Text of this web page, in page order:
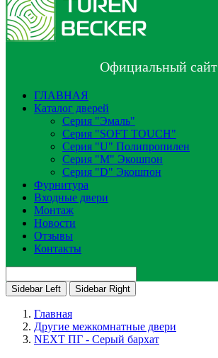
Официальный сайт
ГЛАВНАЯ
Каталог дверей
Серия "Эмаль"
Серия "SOFT TOUCH"
Серия "U" Полипропилен
Серия "М" Экошпон
Серия "D" Экошпон
Фурнитура
Входные двери
Монтаж
Новости
Отзывы
Контакты
Sidebar Left Sidebar Right
Главная
Другие межкомнатные двери
NEXT ПГ - Серый бархат